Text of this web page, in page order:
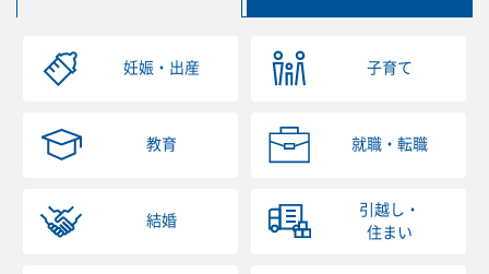
妊娠・出産 子育て
教育 就職・転職
結婚
引越し・
住まい